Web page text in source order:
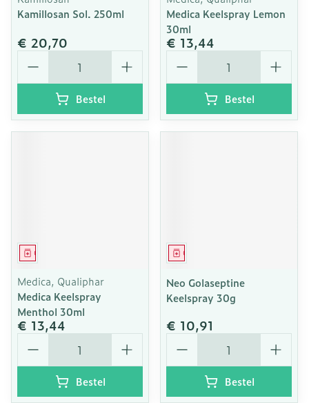
Kamillosan Sol. 250ml
€ 20,70
Aantal
Bestel
Medica Keelspray Lemon
30ml
€ 13,44
Aantal
Bestel
Geneesmiddel
Medica, Qualiphar
Medica Keelspray
Menthol 30ml
€ 13,44
Aantal
Bestel
Geneesmiddel
Neo Golaseptine
Keelspray 30g
€ 10,91
Aantal
Bestel